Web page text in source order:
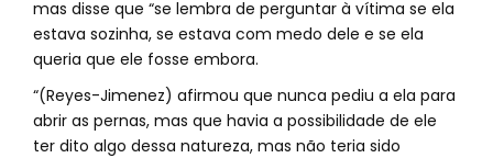
mas disse que “se lembra de perguntar à vítima se ela
estava sozinha, se estava com medo dele e se ela
queria que ele fosse embora.
“(Reyes-Jimenez) afirmou que nunca pediu a ela para
abrir as pernas, mas que havia a possibilidade de ele
ter dito algo dessa natureza, mas não teria sido